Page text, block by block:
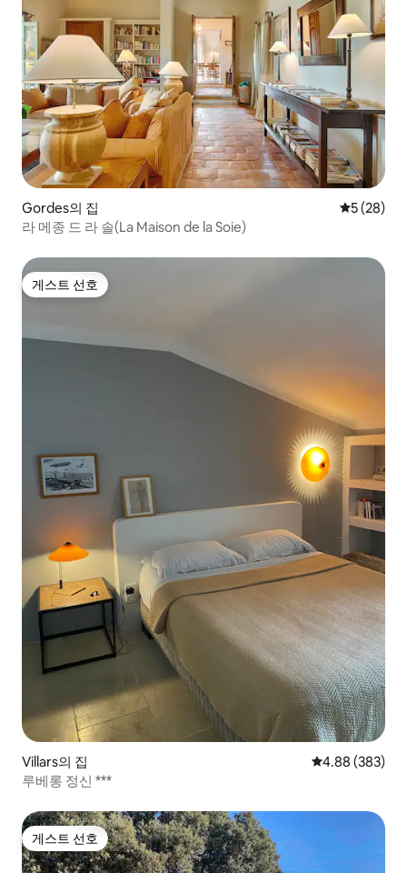
Gordes의 집 평점 5점(5
5 (28)
라 메종 드 라 솔(La Maison de la Soie)
게스트 선호
게스트 선호
Villars의 집 평점 4.88점(5
4.88 (383)
루베롱 정신 ***
게스트 선호
게스트 선호